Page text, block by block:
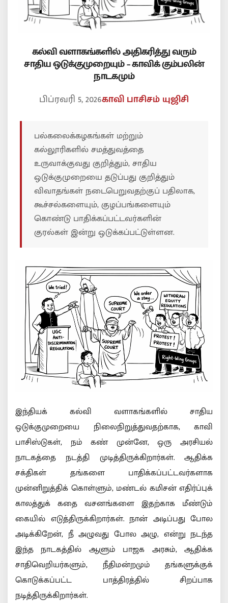
கல்வி வளாகங்களில் அதிகரித்து வரும்
சாதிய ஒடுக்குமுறையும் – காவிக் கும்பலின்
நாடகமும்
பிப்ரவரி 5, 2026காவி பாசிசம்யுஜிசி
பல்கலைக்கழகங்கள் மற்றும்
கல்லூரிகளில் சமத்துவத்தை
உருவாக்குவது குறித்தும், சாதிய
ஒடுக்குமுறையை தடுப்பது குறித்தும்
விவாதங்கள் நடைபெறுவதற்குப் பதிலாக,
கூச்சல்களையும், குழப்பங்களையும்
கொண்டு பாதிக்கப்பட்டவர்களின்
குரல்கள் இன்று ஒடுக்கப்பட்டுள்ளன.
இந்தியக் கல்வி வளாகங்களில் சாதிய
ஒடுக்குமுறையை நிலைநிறுத்துவதற்காக, காவி
பாசிஸ்டுகள், நம் கண் முன்னே, ஒரு அரசியல்
நாடகத்தை நடத்தி முடித்திருக்கிறார்கள். ஆதிக்க
சக்திகள் தங்களை பாதிக்கப்பட்டவர்களாக
முன்னிறுத்திக் கொள்ளும், மண்டல் கமிசன் எதிர்ப்புக்
காலத்துக் கதை வசனங்களை இதற்காக மீண்டும்
கையில் எடுத்திருக்கிறார்கள். நான் அடிப்பது போல
அடிக்கிறேன், நீ அழுவது போல அழு, என்று நடந்த
இந்த நாடகத்தில் ஆளும் பாஜக அரசும், ஆதிக்க
சாதிவெறியர்களும், நீதிமன்றமும் தங்களுக்குக்
கொடுக்கப்பட்ட பாத்திரத்தில் சிறப்பாக
நடித்திருக்கிறார்கள்.